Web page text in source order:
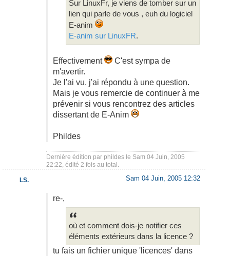
Sur LinuxFr, je viens de tomber sur un
lien qui parle de vous , euh du logiciel
E-anim
E-anim sur LinuxFR.
Effectivement
C'est sympa de
m'avertir.
Je l'ai vu. j'ai répondu à une question.
Mais je vous remercie de continuer à me
prévenir si vous rencontrez des articles
dissertant de E-Anim
Phildes
Dernière édition par phildesle Sam 04 Juin, 2005
22:22, édité 2 fois au total.
Sam 04 Juin, 2005 12:32
re-,
où et comment dois-je notifier ces
éléments extérieurs dans la licence ?
tu fais un fichier unique 'licences' dans
LS.